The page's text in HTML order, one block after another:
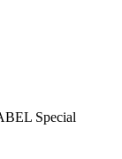
Special